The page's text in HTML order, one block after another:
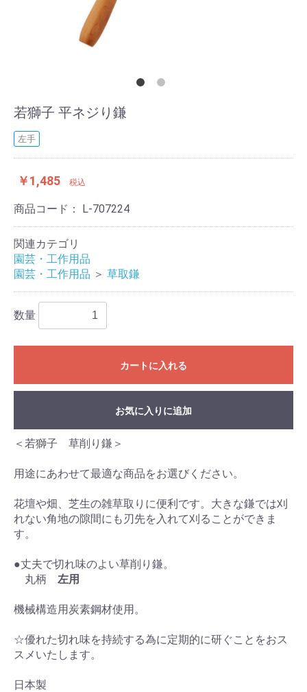
若獅子 平ネジり鎌
左手
￥1,485 税込
商品コード： L-707224
関連カテゴリ
園芸・工作用品
園芸・工作用品 ＞ 草取鎌
数量
カートに入れる
お気に入りに追加
＜若獅子 草削り鎌＞
用途にあわせて最適な商品をお選びください。
花壇や畑、芝生の雑草取りに便利です。大きな鎌では刈
れない角地の隙間にも刃先を入れて刈ることができま
す。
●丈夫で切れ味のよい草削り鎌。
丸柄 左用
機械構造用炭素鋼材使用。
☆優れた切れ味を持続する為に定期的に研ぐことをおス
スメいたします。
日本製